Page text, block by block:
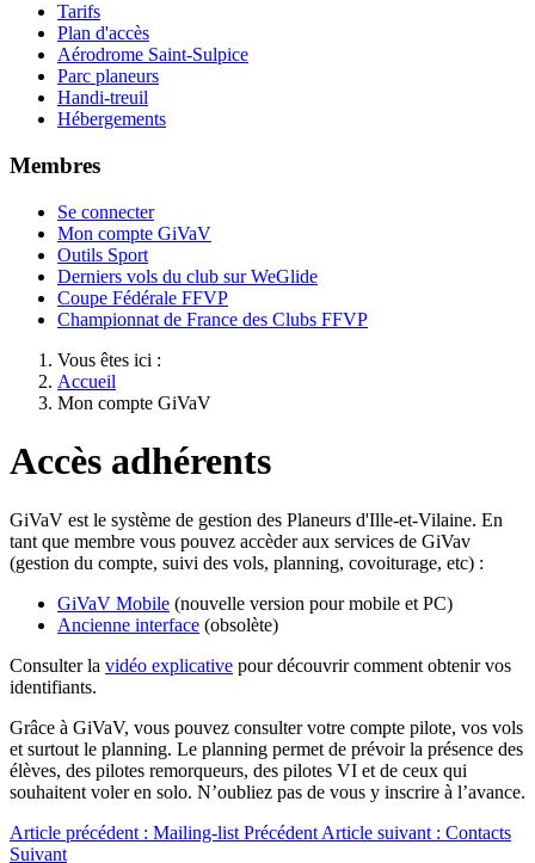
Tarifs
Plan d'accès
Aérodrome Saint-Sulpice
Parc planeurs
Handi-treuil
Hébergements
Membres
Se connecter
Mon compte GiVaV
Outils Sport
Derniers vols du club sur WeGlide
Coupe Fédérale FFVP
Championnat de France des Clubs FFVP
Vous êtes ici :
Accueil
Mon compte GiVaV
Accès adhérents
GiVaV est le système de gestion des Planeurs d'Ille-et-Vilaine. En
tant que membre vous pouvez accèder aux services de GiVav
(gestion du compte, suivi des vols, planning, covoiturage, etc) :
GiVaV Mobile (nouvelle version pour mobile et PC)
Ancienne interface (obsolète)
Consulter la vidéo explicative pour découvrir comment obtenir vos
identifiants.
Grâce à GiVaV, vous pouvez consulter votre compte pilote, vos vols
et surtout le planning. Le planning permet de prévoir la présence des
élèves, des pilotes remorqueurs, des pilotes VI et de ceux qui
souhaitent voler en solo. N’oubliez pas de vous y inscrire à l’avance.
Article précédent : Mailing-list Précédent Article suivant : Contacts
Suivant